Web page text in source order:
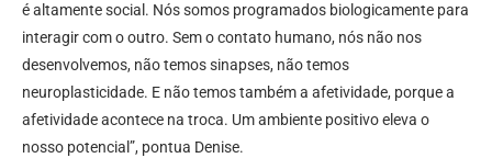
é altamente social. Nós somos programados biologicamente para
interagir com o outro. Sem o contato humano, nós não nos
desenvolvemos, não temos sinapses, não temos
neuroplasticidade. E não temos também a afetividade, porque a
afetividade acontece na troca. Um ambiente positivo eleva o
nosso potencial”, pontua Denise.